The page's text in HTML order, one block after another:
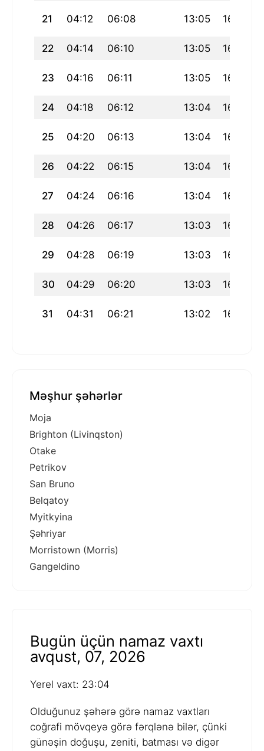
21 04:12 06:08 13:05 16:56
22 04:14 06:10 13:05 16:55
23 04:16 06:11 13:05 16:54
24 04:18 06:12 13:04 16:53
25 04:20 06:13 13:04 16:52
26 04:22 06:15 13:04 16:51
27 04:24 06:16 13:04 16:50
28 04:26 06:17 13:03 16:49
29 04:28 06:19 13:03 16:48
30 04:29 06:20 13:03 16:47
31 04:31 06:21 13:02 16:46
Məşhur şəhərlər
Moja
Brighton (Livinqston)
Otake
Petrikov
San Bruno
Belqatoy
Myitkyina
Şəhriyar
Morristown (Morris)
Gangeldino
Bugün üçün namaz vaxtı
avqust, 07, 2026
Yerel vaxt: 23:04
Olduğunuz şəhərə görə namaz vaxtları
coğrafi mövqeyə görə fərqlənə bilər, çünki
günəşin doğuşu, zeniti, batması və digər